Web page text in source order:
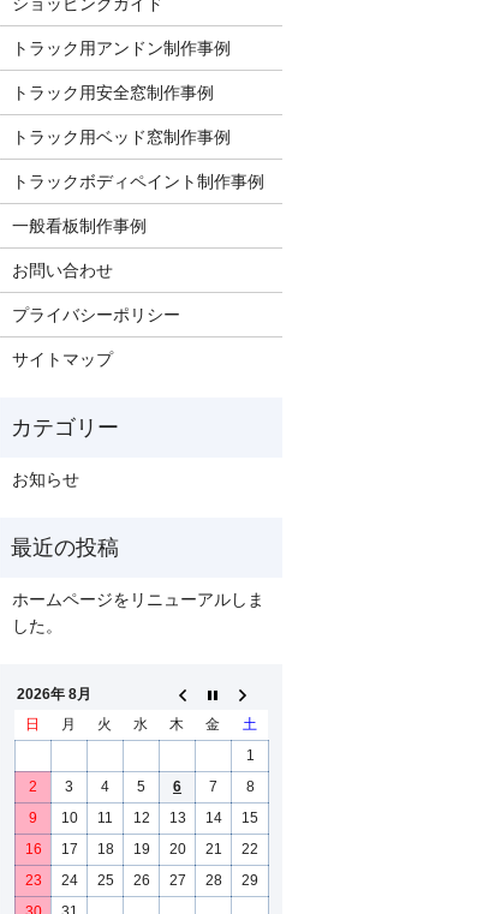
トラック用アンドン制作事例
トラック用安全窓制作事例
トラック用ベッド窓制作事例
トラックボディペイント制作事例
一般看板制作事例
お問い合わせ
プライバシーポリシー
サイトマップ
お知らせ
ホームページをリニューアルしま
した。
2026年 8月
日
月 火 水 木 金
土
1
2
3 4 5 6 7
8
9
10 11 12 13 14
15
16
17 18 19 20 21
22
23
24 25 26 27 28
29